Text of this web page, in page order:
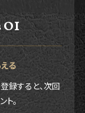
01
る
録すると、次回
。